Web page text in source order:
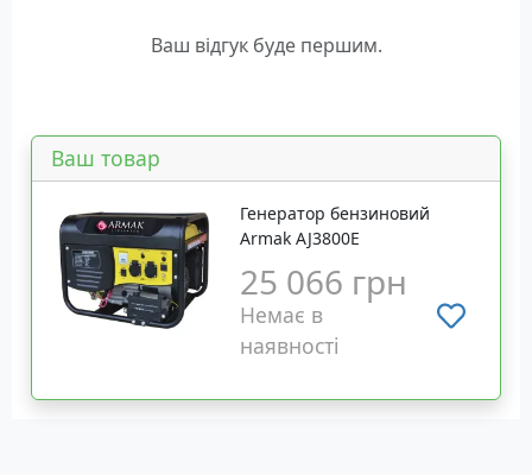
Ваш відгук буде першим.
Ваш товар
Генератор бензиновий
Armak AJ3800E
25 066 грн
Немає в
наявності